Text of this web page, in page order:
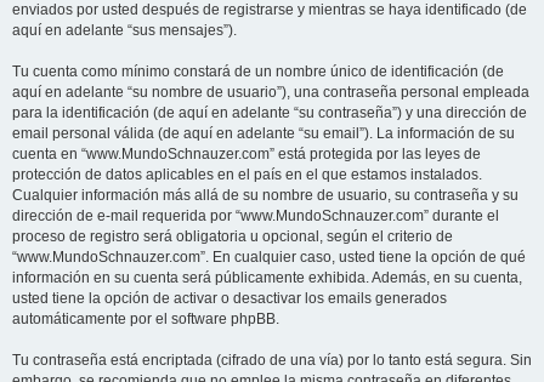
enviados por usted después de registrarse y mientras se haya identificado (de
aquí en adelante “sus mensajes”).
Tu cuenta como mínimo constará de un nombre único de identificación (de
aquí en adelante “su nombre de usuario”), una contraseña personal empleada
para la identificación (de aquí en adelante “su contraseña”) y una dirección de
email personal válida (de aquí en adelante “su email”). La información de su
cuenta en “www.MundoSchnauzer.com” está protegida por las leyes de
protección de datos aplicables en el país en el que estamos instalados.
Cualquier información más allá de su nombre de usuario, su contraseña y su
dirección de e-mail requerida por “www.MundoSchnauzer.com” durante el
proceso de registro será obligatoria u opcional, según el criterio de
“www.MundoSchnauzer.com”. En cualquier caso, usted tiene la opción de qué
información en su cuenta será públicamente exhibida. Además, en su cuenta,
usted tiene la opción de activar o desactivar los emails generados
automáticamente por el software phpBB.
Tu contraseña está encriptada (cifrado de una vía) por lo tanto está segura. Sin